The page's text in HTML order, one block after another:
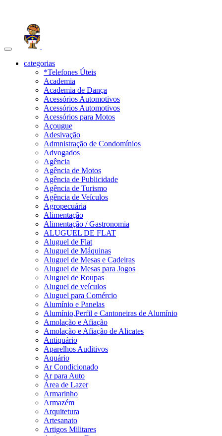
Toggle
navigationcategorias
*Telefones Úteis
Academia
Academia de Dança
Acessórios Automotivos
Acessórios Automotivos
Acessórios para Motos
Açougue
Adesivação
Admnistração de Condomínios
Advogados
Agência
Agência de Motos
Agência de Publicidade
Agência de Turismo
Agência de Veículos
Agropecuária
Alimentação
Alimentação / Gastronomia
ALUGUEL DE FLAT
Aluguel de Flat
Aluguel de Máquinas
Aluguel de Mesas e Cadeiras
Aluguel de Mesas para Jogos
Aluguel de Roupas
Aluguel de veículos
Aluguel para Comércio
Alumínio e Panelas
Alumínio,Perfil e Cantoneiras de Alumínio
Amolação e Afiação
Amolação e Afiação de Alicates
Antiquário
Aparelhos Auditivos
Aquário
Ar Condicionado
Ar para Auto
Área de Lazer
Armarinho
Armazém
Arquitetura
Artesanato
Artigos Militares